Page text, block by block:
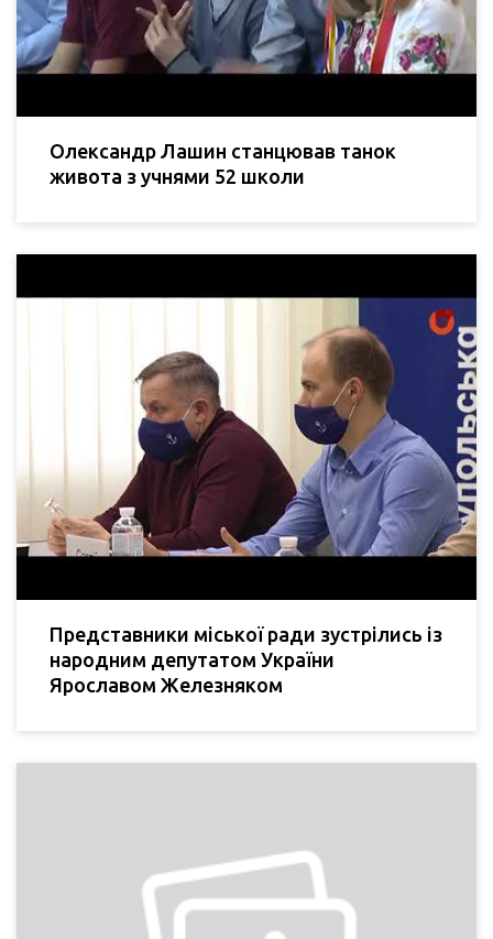
Олександр Лашин станцював танок
живота з учнями 52 школи
Представники міської ради зустрілись із
народним депутатом України
Ярославом Железняком